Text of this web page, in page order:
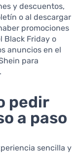
y descuentos,
o al descargar
promociones
Black Friday o
anuncios en el
para
pedir
a paso
sencilla y